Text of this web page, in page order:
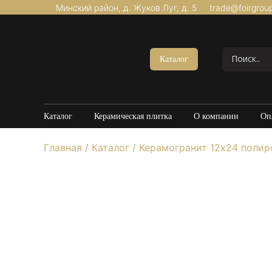
Минский район, д. Жуков Луг, д. 5
Каталог
Каталог Керамическая плитка О компании
Главная / Каталог / Керамогранит 12х24
Керамогранит Утолщенный